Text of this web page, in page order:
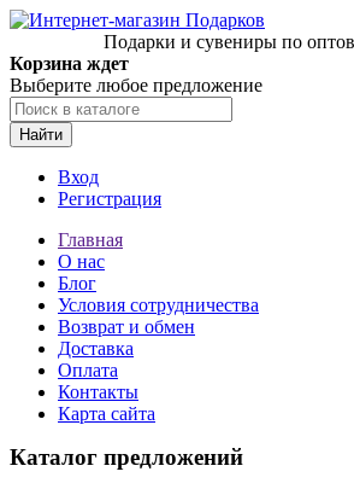
Подарки и сувениры по
Корзина ждет
Выберите любое предложение
Найти
Вход
Регистрация
Главная
О нас
Блог
Условия сотрудничества
Возврат и обмен
Доставка
Оплата
Контакты
Карта сайта
Каталог предложений